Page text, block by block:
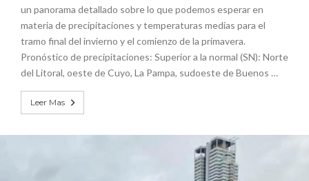
un panorama detallado sobre lo que podemos esperar en
materia de precipitaciones y temperaturas medias para el
tramo final del invierno y el comienzo de la primavera.
Pronóstico de precipitaciones: Superior a la normal (SN): Norte
del Litoral, oeste de Cuyo, La Pampa, sudoeste de Buenos …
Leer Mas